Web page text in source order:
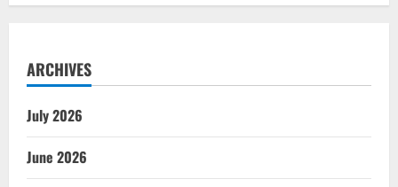
ARCHIVES
July 2026
June 2026